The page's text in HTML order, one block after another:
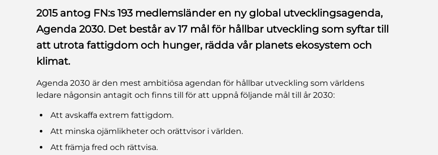
2015 antog FN:s 193 medlemsländer en ny global utvecklingsagenda,
Agenda 2030. Det består av 17 mål för hållbar utveckling som syftar till
att utrota fattigdom och hunger, rädda vår planets ekosystem och
klimat.
Agenda 2030 är den mest ambitiösa agendan för hållbar utveckling som världens
ledare någonsin antagit och finns till för att uppnå följande mål till år 2030:
Att avskaffa extrem fattigdom.
Att minska ojämlikheter och orättvisor i världen.
Att främja fred och rättvisa.